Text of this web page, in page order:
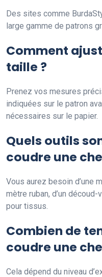
Des sites comme
large gamme de patrons
Comment
taille ?
Prenez vos mesures
indiquées sur le patron
nécessaires sur le papier.
Quels outils
coudre une
Vous aurez besoin d’une
mètre ruban, d’un
pour tissus.
Combien de
coudre une
Cela dépend du niveau